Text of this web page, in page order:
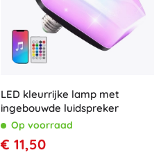
LED kleurrijke lamp met
ingebouwde luidspreker
Op voorraad
€ 11,50